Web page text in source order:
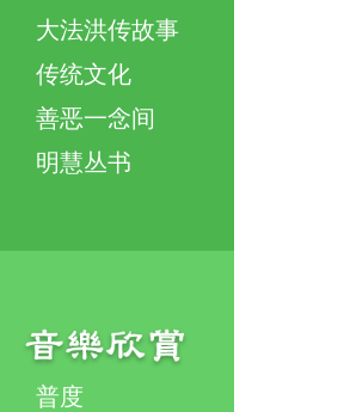
大法洪传故事
传统文化
善恶一念间
明慧丛书
普度